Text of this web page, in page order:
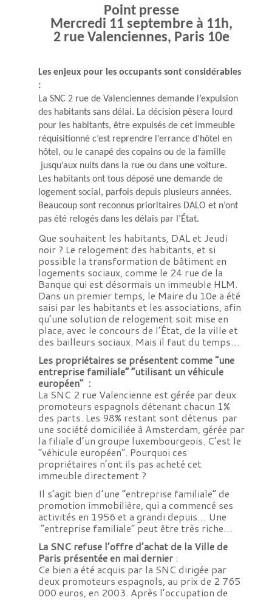
Point presse
Mercredi 11 septembre à 11h,
2 rue Valenciennes, Paris 10e
Les enjeux pour les occupants sont considérables
:
La SNC 2 rue de Valenciennes demande l’expulsion
des habitants sans délai. La décision pèsera lourd
pour les habitants, être expulsés de cet immeuble
réquisitionné c’est reprendre l’errance d’hôtel en
hôtel, ou le canapé des copains ou de la famille
jusqu’aux nuits dans la rue ou dans une voiture.
Les habitants ont tous déposé une demande de
logement social, parfois depuis plusieurs années.
Beaucoup sont reconnus prioritaires DALO et n’ont
pas été relogés dans les délais par l’État.
Que souhaitent les habitants, DAL et Jeudi
noir ? Le relogement des habitants, et si
possible la transformation de bâtiment en
logements sociaux, comme le 24 rue de la
Banque qui est désormais un immeuble HLM.
Dans un premier temps, le Maire du 10e a été
saisi par les habitants et les associations, afin
qu’une solution de relogement soit mise en
place, avec le concours de l’État, de la ville et
des bailleurs sociaux. Mais il faut du temps…
Les propriétaires se présentent comme “une
entreprise familiale” “utilisant un véhicule
européen” :
La SNC 2 rue Valencienne est gérée par deux
promoteurs espagnols détenant chacun 1%
des parts. Les 98% restant sont détenus par
une société domiciliée à Amsterdam, gérée par
la filiale d’un groupe luxembourgeois. C’est le
“véhicule européen”. Pourquoi ces
propriétaires n’ont ils pas acheté cet
immeuble directement ?
Il s’agit bien d’une “entreprise familiale” de
promotion immobilière, qui a commencé ses
activités en 1956 et a grandi depuis… Une
“entreprise familiale” peut être très riche…
La SNC refuse l’offre d’achat de la Ville de
Paris présentée en mai dernier :
Ce bien a été acquis par la SNC dirigée par
deux promoteurs espagnols, au prix de 2 765
000 euros, en 2003. Après l’occupation de